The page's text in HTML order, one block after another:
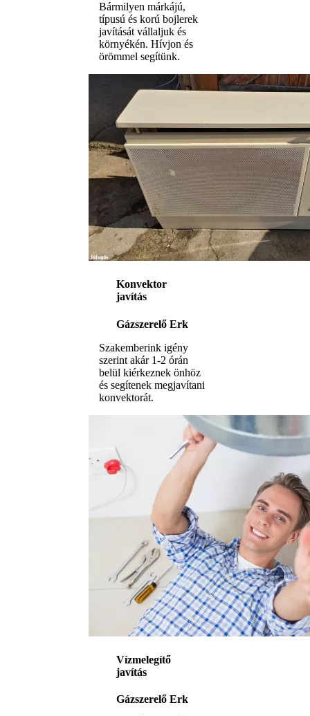
Bármilyen márkájú,
típusú és korú bojlerek
javítását vállaljuk és
környékén. Hívjon és
örömmel segítünk.
Konvektor
javítás
Gázszerelő Erk
Szakemberink igény
szerint akár 1-2 órán
belül kiérkeznek önhöz
és segítenek megjavítani
konvektorát.
Vízmelegítő
javítás
Gázszerelő Erk